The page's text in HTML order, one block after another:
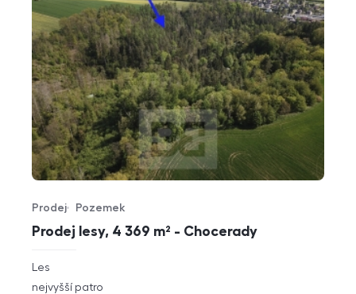
Prodej lesy, 4 369 m² - Chocerady
Typ nabídky
Prodej
Typ nemovitosti
Pozemek
rozměry
dispozice
Les
funkce
nejvyšší patro